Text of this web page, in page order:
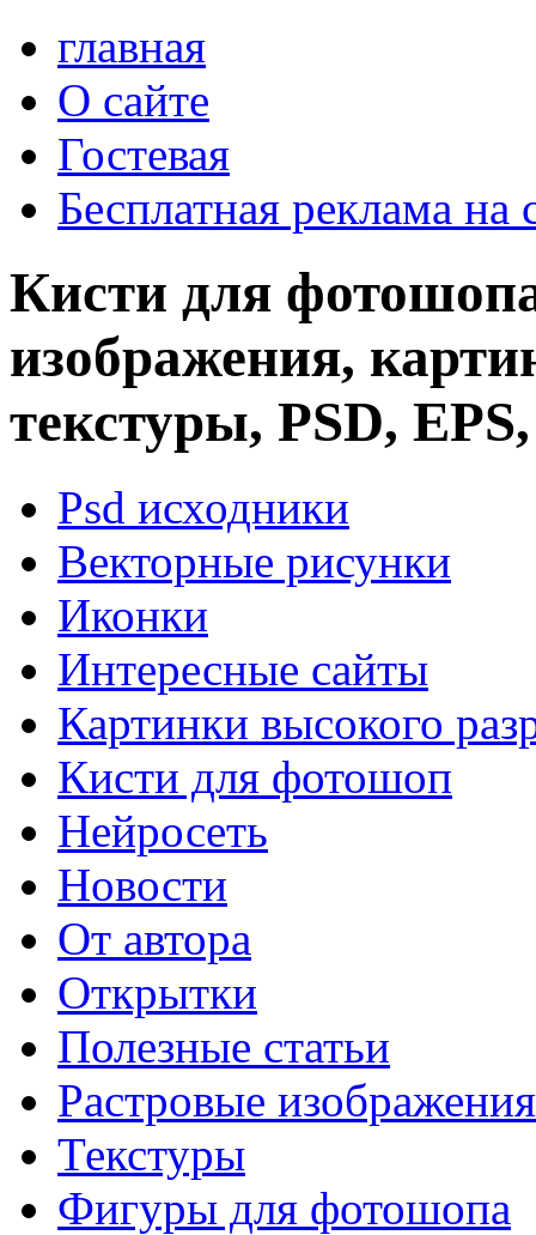
главная
О сайте
Гостевая
Бесплатная реклама на
Кисти для
изображения,
текстуры, PSD,
Psd исходники
Векторные рисунки
Иконки
Интересные сайты
Картинки высокого
Кисти для фотошоп
Нейросеть
Новости
От автора
Открытки
Полезные статьи
Растровые изображения
Текстуры
Фигуры для фотошопа